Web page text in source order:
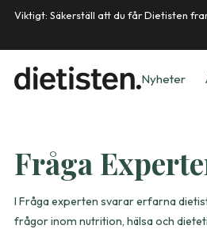
Viktigt: Säkerställ att du får Dietisten
Nyheter
Fråga
I Fråga experten svarar erfarna
frågor inom nutrition, hälsa och